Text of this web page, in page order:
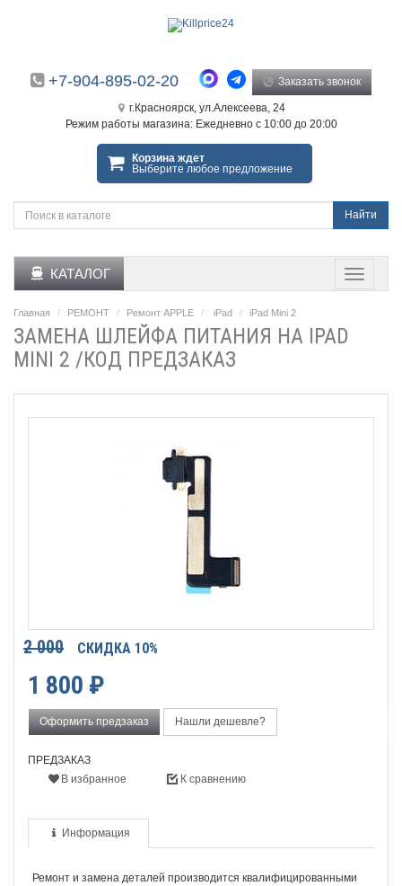
+7-904-895-02-20 Заказать звонок
г.Красноярск, ул.Алексеева, 24
Режим работы магазина: Ежедневно с 10:00 до 20:00
Корзина ждет
Выберите любое предложение
Найти
КАТАЛОГ
Главная РЕМОНТ Ремонт APPLE iPad iPad Mini 2
ЗАМЕНА ШЛЕЙФА ПИТАНИЯ НА IPAD
MINI 2 /КОД ПРЕДЗАКАЗ
2 000 СКИДКА 10%
1 800 ₽
Оформить предзаказ Нашли дешевле?
ПРЕДЗАКАЗ
В избранное
К сравнению
Информация
Ремонт и замена деталей производится квалифицированными